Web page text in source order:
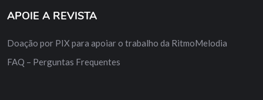
APOIE A REVISTA
Doação por PIX para apoiar o trabalho da RitmoMelodia
FAQ – Perguntas Frequentes